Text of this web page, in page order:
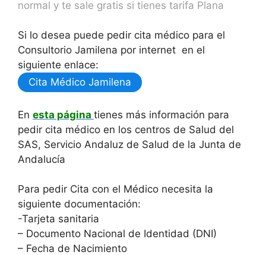
normal y te sale gratis si tienes tarifa Plana
Si lo desea puede pedir cita médico para el
Consultorio Jamilena por internet en el
siguiente enlace:
Cita Médico Jamilena
En esta página tienes más información para
pedir cita médico en los centros de Salud del
SAS, Servicio Andaluz de Salud de la Junta de
Andalucía
Para pedir Cita con el Médico necesita la
siguiente documentación:
-Tarjeta sanitaria
– Documento Nacional de Identidad (DNI)
– Fecha de Nacimiento